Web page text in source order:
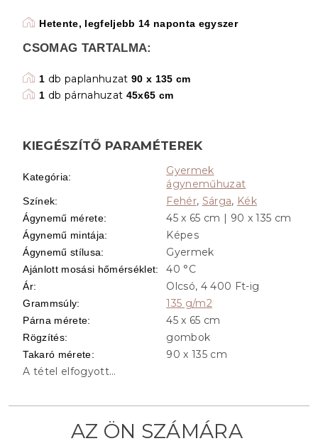
Hetente, legfeljebb 14 naponta egyszer
CSOMAG TARTALMA:
1 db paplanhuzat 90 x 135 cm
1 db párnahuzat 45x65 cm
KIEGÉSZÍTŐ PARAMÉTEREK
Kategória:
Gyermek
ágyneműhuzat
Színek: Fehér, Sárga, Kék
Ágynemű mérete: 45 x 65 cm | 90 x 135 cm
Ágynemű mintája: Képes
Ágynemű stílusa: Gyermek
Ajánlott mosási hőmérséklet: 40 °C
Ár: Olcsó, 4 400 Ft-ig
Grammsúly: 135 g/m2
Párna mérete: 45 x 65 cm
Rögzítés: gombok
Takaró mérete:
90 x 135 cm
A tétel elfogyott…